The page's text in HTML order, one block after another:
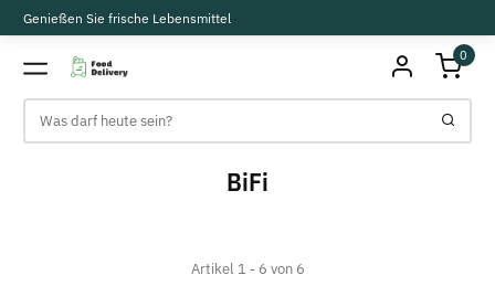
Genießen Sie frische Lebensmittel
0
BiFi
Artikel 1 - 6 von 6